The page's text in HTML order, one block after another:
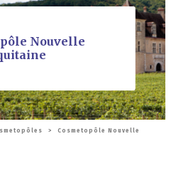
Nouvelle
>
Cosmetopôle Nouvelle